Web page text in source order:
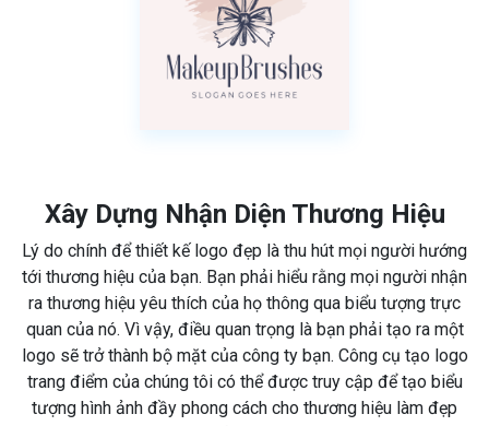
Xây Dựng Nhận Diện Thương Hiệu
Lý do chính để thiết kế logo đẹp là thu hút mọi người hướng
tới thương hiệu của bạn. Bạn phải hiểu rằng mọi người nhận
ra thương hiệu yêu thích của họ thông qua biểu tượng trực
quan của nó. Vì vậy, điều quan trọng là bạn phải tạo ra một
logo sẽ trở thành bộ mặt của công ty bạn. Công cụ tạo logo
trang điểm của chúng tôi có thể được truy cập để tạo biểu
tượng hình ảnh đầy phong cách cho thương hiệu làm đẹp